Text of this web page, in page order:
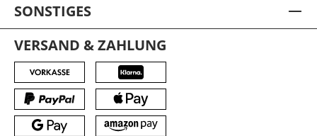
SONSTIGES
VERSAND & ZAHLUNG